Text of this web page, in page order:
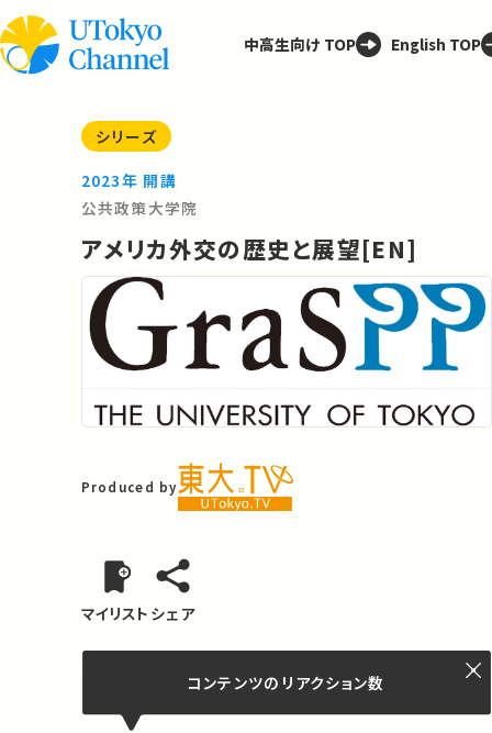
中高生向け TOP English TOP
シリーズ
2023年 開講
公共政策大学院
アメリカ外交の歴史と展望[EN]
Produced by
マイリスト シェア
コンテンツの リアクション数